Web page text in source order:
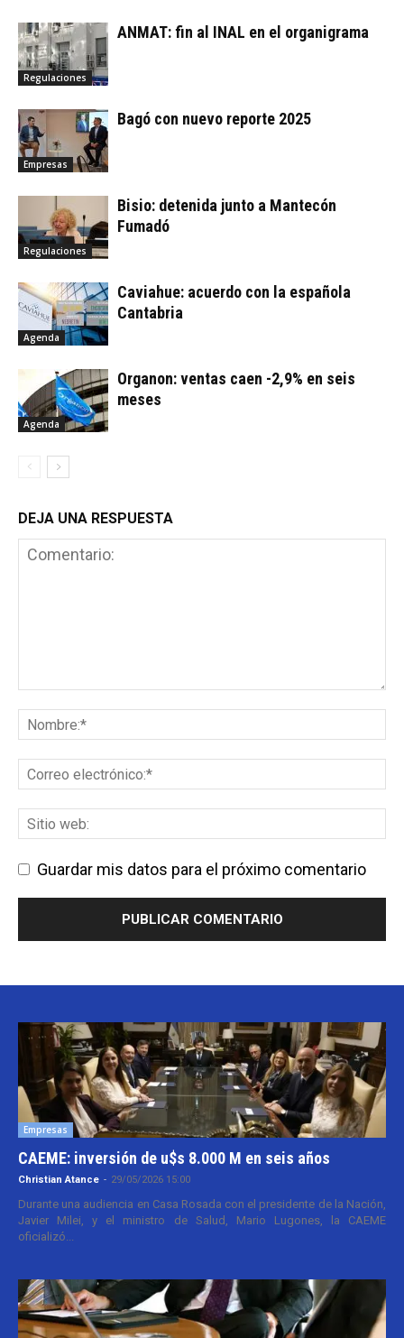
Regulaciones
ANMAT: fin al INAL en el organigrama
Empresas
Bagó con nuevo reporte 2025
Regulaciones
Bisio: detenida junto a Mantecón
Fumadó
Agenda
Caviahue: acuerdo con la española
Cantabria
Agenda
Organon: ventas caen -2,9% en seis
meses
DEJA UNA RESPUESTA
Guardar mis datos para el próximo comentario
Empresas
CAEME: inversión de u$s 8.000 M en seis años
Christian Atance - 29/05/2026 15:00
Durante una audiencia en Casa Rosada con el presidente de la Nación,
Javier Milei, y el ministro de Salud, Mario Lugones, la CAEME
oficializó...